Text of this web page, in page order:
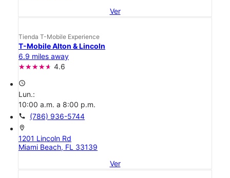
Ver
Tienda T-Mobile Experience
T-Mobile Alton & Lincoln
6.9 miles away
4.6
access_time
Lun.:
10:00 a.m. a 8:00 p.m.
call (786) 936-5744
location_on
1201 Lincoln Rd
Miami Beach, FL 33139
Ver